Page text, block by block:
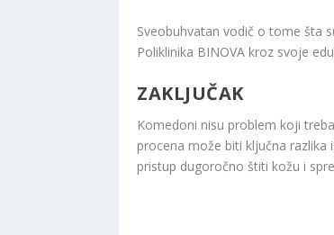
Sveobuhvatan vodič o tome šta
Poliklinika BINOVA kroz svoje
ZAKLJUČAK
Komedoni nisu problem koji
procena može biti ključna
pristup dugoročno štiti kožu i